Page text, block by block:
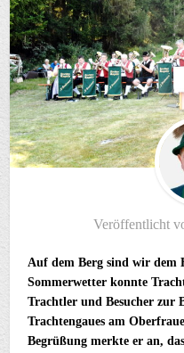
Veröffentlicht
Auf dem Berg sind wir dem
Sommerwetter konnte
Trachtler und Besucher zur
Trachtengaues am
Begrüßung merkte er an,